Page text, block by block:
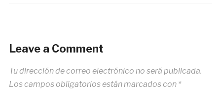
Leave a Comment
Tu dirección de correo electrónico no será publicada.
Los campos obligatorios están marcados con *